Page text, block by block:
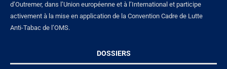
d’Outremer, dans l’Union européenne et à l’International et participe
activement à la mise en application de la Convention Cadre de Lutte
Anti-Tabac de l’OMS.
DOSSIERS